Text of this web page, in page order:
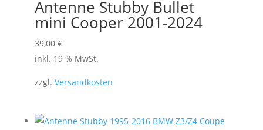
Antenne Stubby Bullet
mini Cooper 2001-2024
39,00 €
inkl. 19 % MwSt.
zzgl. Versandkosten